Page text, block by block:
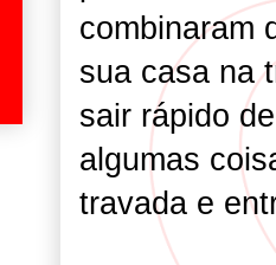
combinaram
sua casa na
sair rápido
algumas
travada e